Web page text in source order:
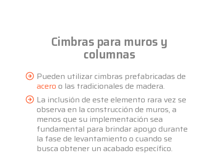
Cimbras para muros y
columnas
Pueden utilizar cimbras prefabricadas de
acero o las tradicionales de madera.
La inclusión de este elemento rara vez se
observa en la construcción de muros, a
menos que su implementación sea
fundamental para brindar apoyo durante
la fase de levantamiento o cuando se
busca obtener un acabado específico.